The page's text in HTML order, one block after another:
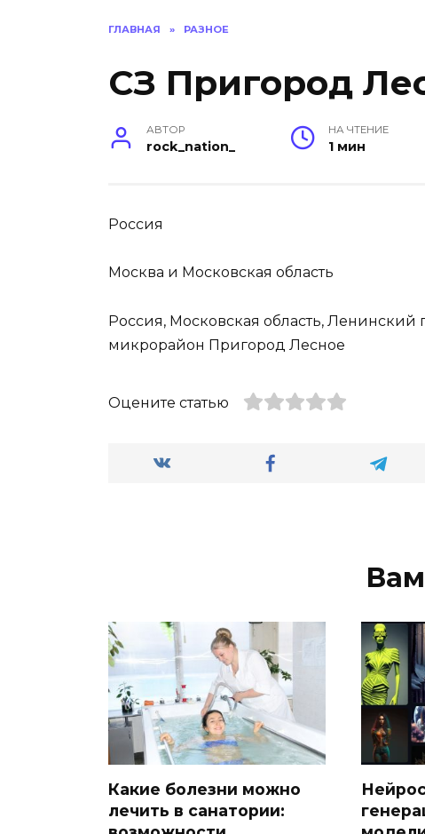
ГЛАВНАЯ » РАЗНОЕ
СЗ Пригород
АВТОР
rock_nation_
НА ЧТЕНИЕ
1 мин
Россия
Москва и Московская область
Россия, Московская область,
микрорайон Пригород Лесное
Оцените статью
Какие болезни можно
лечить в санатории: